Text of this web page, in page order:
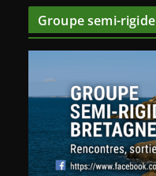
Groupe semi-rigide